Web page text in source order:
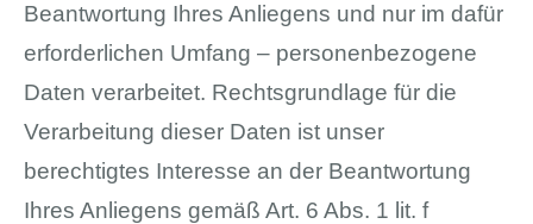
Beantwortung Ihres Anliegens und nur im dafür
erforderlichen Umfang – personenbezogene
Daten verarbeitet. Rechtsgrundlage für die
Verarbeitung dieser Daten ist unser
berechtigtes Interesse an der Beantwortung
Ihres Anliegens gemäß Art. 6 Abs. 1 lit. f